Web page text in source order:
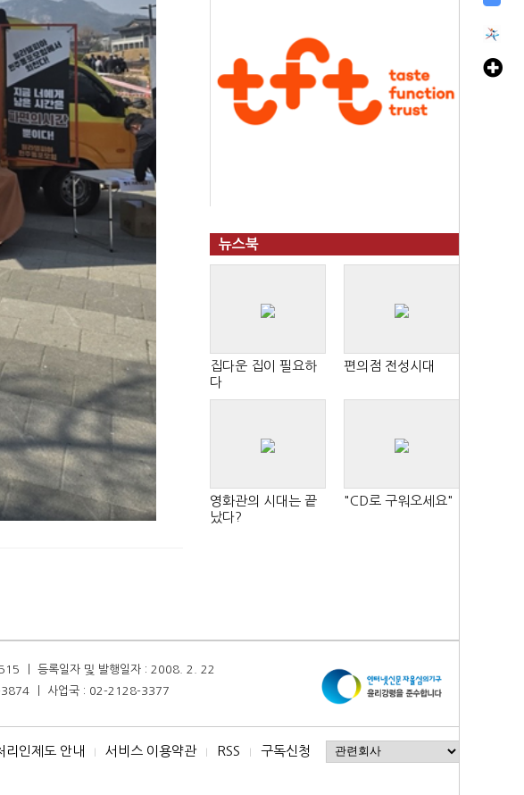
뉴스북
집다운 집이 필요하
다
편의점 전성시대
영화관의 시대는 끝
났다?
"CD로 구워오세요"
ㅣ 등록일자 및 발행일자 : 2008. 2. 22
3874 ㅣ 사업국 : 02-2128-3377
리인제도 안내 I 서비스 이용약관 I RSS I 구독신청